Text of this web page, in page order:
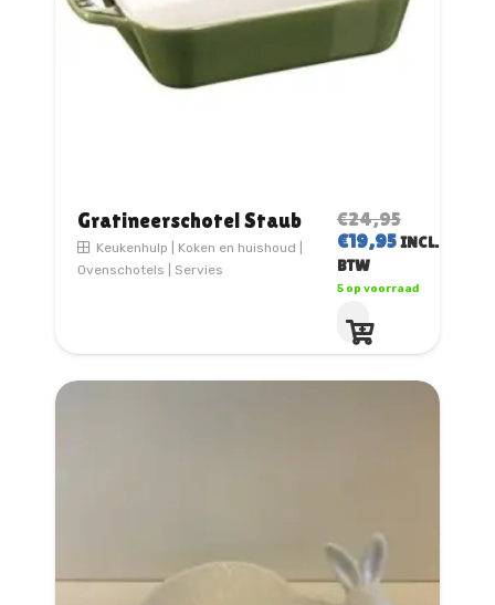
Gratineerschotel Staub
Keukenhulp Koken en huishoud
Ovenschotels
Servies
€24,95
PRIJS
WAS:
€19,95HUIDIGE
IS:
INCL.
BTW
5 op voorraad